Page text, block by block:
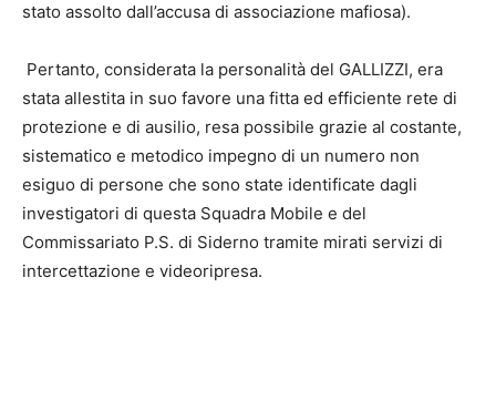
stato assolto dall’accusa di associazione mafiosa).
Pertanto, considerata la personalità del GALLIZZI, era
stata allestita in suo favore una fitta ed efficiente rete di
protezione e di ausilio, resa possibile grazie al costante,
sistematico e metodico impegno di un numero non
esiguo di persone che sono state identificate dagli
investigatori di questa Squadra Mobile e del
Commissariato P.S. di Siderno tramite mirati servizi di
intercettazione e videoripresa.